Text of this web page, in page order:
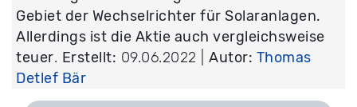
Gebiet der Wechselrichter für Solaranlagen.
Allerdings ist die Aktie auch vergleichsweise
teuer. Erstellt: 09.06.2022 | Autor: Thomas
Detlef Bär